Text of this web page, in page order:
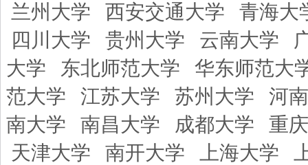
兰州大学
西安交通大学
青海大
四川大学
贵州大学 云南大学
大学
东北师范大学
华东师范大
范大学
江苏大学 苏州大学
河
南大学
南昌大学 成都大学
重
天津大学
南开大学 上海大学